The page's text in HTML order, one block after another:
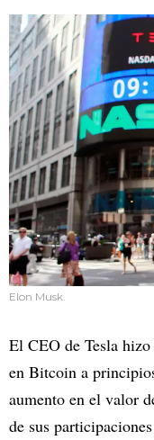
Elon Musk.
El CEO de Tesla
en Bitcoin a
aumento en el valor
de sus